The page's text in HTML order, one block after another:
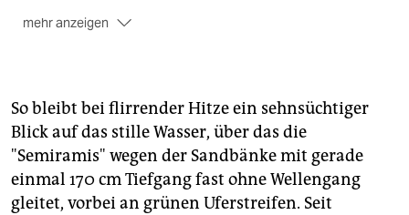
mehr anzeigen
www.egypt.travel/index.php? nav1=nilecruise; Sunrise
Resorts & Cruises (betreibt die Kreuzfahrtschiffe
"Sunrise Select", "Semiramis I & II"),
www.sunrisehotels-egypt.com,
cruises@sunrisehotels-egypt.com
So bleibt bei flirrender Hitze ein sehnsüchtiger
Blick auf das stille Wasser, über das die
"Semiramis" wegen der Sandbänke mit gerade
einmal 170 cm Tiefgang fast ohne Wellengang
gleitet, vorbei an grünen Uferstreifen. Seit